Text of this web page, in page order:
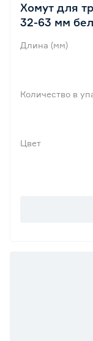
Хомут для
32-63 мм
Длина (мм)
Количество в
Цвет